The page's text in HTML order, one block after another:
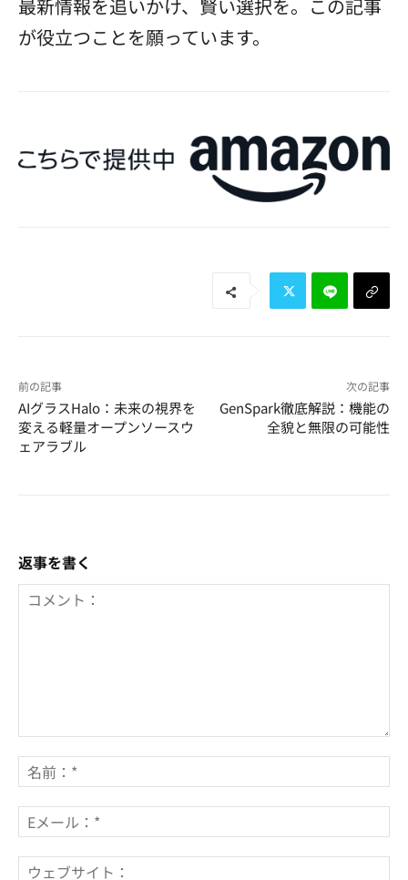
最新情報を追いかけ、賢い選択を。この記事
が役立つことを願っています。
前の記事
AIグラスHalo：未来の視界を
変える軽量オープンソースウ
ェアラブル
次の記事
GenSpark徹底解説：機能の
全貌と無限の可能性
返事を書く
メ
ン
ト：
前
*
メ
ー